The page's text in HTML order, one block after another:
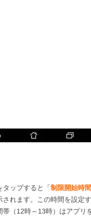
タップすると「制限開始時間
されます。この時間を設定す
帯（12時～13時）はアプリ